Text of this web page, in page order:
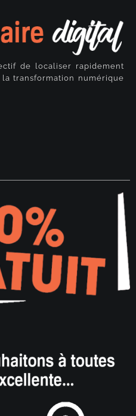
de localiser rapidement
transformation numérique